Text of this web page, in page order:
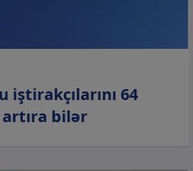
iştirakçılarını 64
bilər